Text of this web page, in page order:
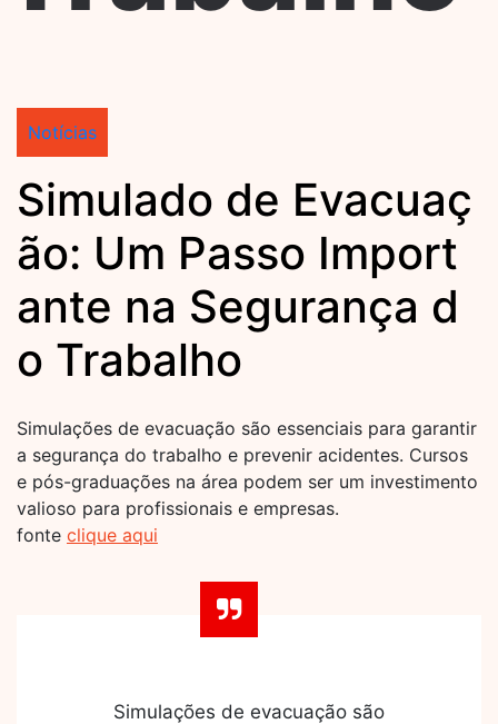
Notícias
Simulado de Evacuaç
ão: Um Passo Import
ante na Segurança d
o Trabalho
Simulações de evacuação são essenciais para garantir
a segurança do trabalho e prevenir acidentes. Cursos
e pós-graduações na área podem ser um investimento
valioso para profissionais e empresas.
fonte clique aqui
Simulações de evacuação são